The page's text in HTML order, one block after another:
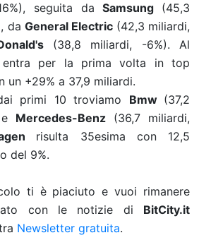
seguita daSamsung (45,3
da General Electric (42,3 miliardi,
(38,8 miliardi, -6%). Al
entra per la prima volta in top
un +29% a 37,9 miliardi.
primi 10 troviamo Bmw (37,2
Mercedes-Benz (36,7 miliardi,
risulta 35esima con 12,5
del 9%.
ti è piaciuto e vuoi rimanere
con le notizie di BitCity.it
Newsletter gratuita.